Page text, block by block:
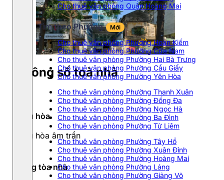
Cho thuê văn phòng Quận Hoàng Mai
Tìm theo Phường Mới
Cho thuê văn phòng Phường Hoàn Kiếm
Cho thuê văn phòng Phường Cửa Nam
Cho thuê văn phòng Phường Hai Bà Trưng
Cho thuê văn phòng Phường Cầu Giấy
Cho thuê văn phòng Phường Yên Hòa
Cho thuê văn phòng Phường Thanh Xuân
Cho thuê văn phòng Phường Đống Đa
Cho thuê văn phòng Phường Ngọc Hà
Cho thuê văn phòng Phường Ba Đình
Cho thuê văn phòng Phường Từ Liêm
Cho thuê văn phòng Phường Tây Hồ
Cho thuê văn phòng Phường Xuân Đỉnh
Cho thuê văn phòng Phường Hoàng Mai
Cho thuê văn phòng Phường Láng
Cho thuê văn phòng Phường Giảng Võ
Thông số toà nhà
Điều hòa
Điều hòa âm trần
Hạng tòa nhà